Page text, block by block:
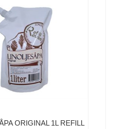
ORIGINAL 1L REFILL